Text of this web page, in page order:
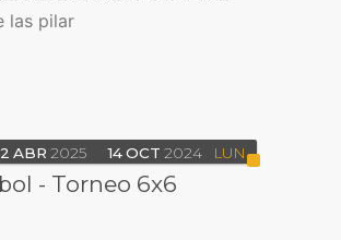
las pilar
ABR 2025 14 OCT 2024 LUN
- Torneo 6x6